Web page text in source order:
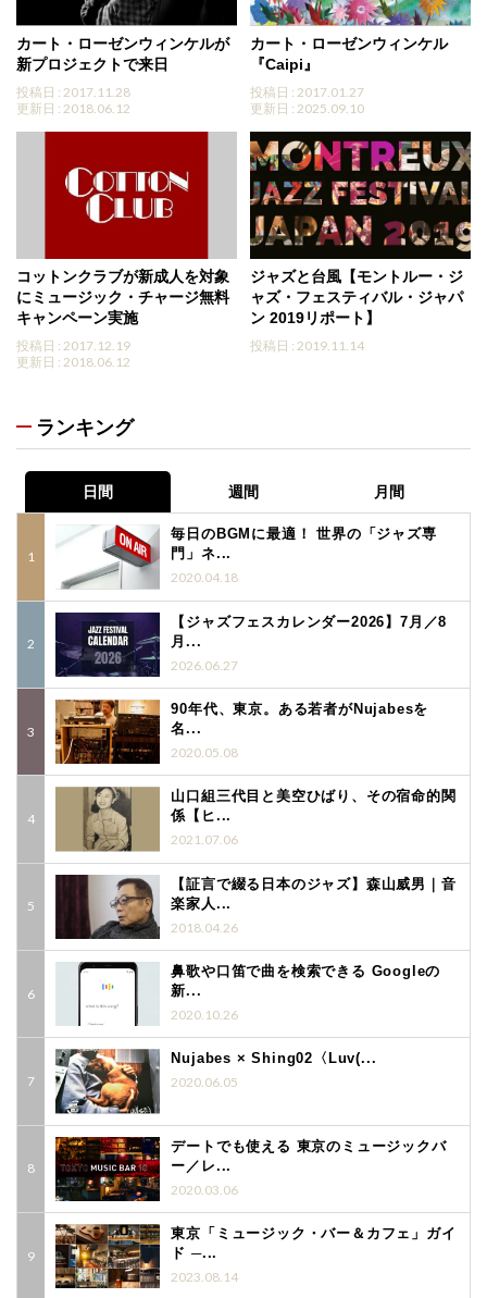
カート・ローゼンウィンケルが
新プロジェクトで来日
投稿日 : 2017.11.28
更新日 : 2018.06.12
カート・ローゼンウィンケル
『Caipi』
投稿日 : 2017.01.27
更新日 : 2025.09.10
コットンクラブが新成人を対象
にミュージック・チャージ無料
キャンペーン実施
投稿日 : 2017.12.19
更新日 : 2018.06.12
ジャズと台風【モントルー・ジ
ャズ・フェスティバル・ジャパ
ン 2019リポート】
投稿日 : 2019.11.14
ランキング
日間 週間 月間
毎日のBGMに最適！ 世界の「ジャズ専
門」ネ...
2020.04.18
【ジャズフェスカレンダー2026】7月／8
月...
2026.06.27
90年代、東京。ある若者がNujabesを
名...
2020.05.08
山口組三代目と美空ひばり、その宿命的関
係【ヒ...
2021.07.06
【証言で綴る日本のジャズ】森山威男｜音
楽家人...
2018.04.26
鼻歌や口笛で曲を検索できる Googleの
新...
2020.10.26
Nujabes × Shing02〈Luv(...
2020.06.05
デートでも使える 東京のミュージックバ
ー／レ...
2020.03.06
東京「ミュージック・バー＆カフェ」ガイ
ド ─...
2023.08.14